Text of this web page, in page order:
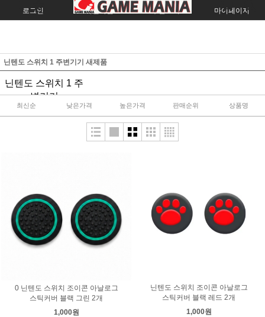
로그인 회원가입 주문조회 마이페이지
닌텐도 스위치 1 주변기기 새제품
닌텐도 스위치 1 주
변기기
최신순 낮은가격 높은가격 판매순위 상품명
0 닌텐도 스위치 조이콘 아날로그
스틱커버 블랙 그린 2개
1,000원
닌텐도 스위치 조이콘 아날로그
스틱커버 블랙 레드 2개
1,000원